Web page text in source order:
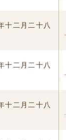
十二月二十八
十二月二十八
十二月二十八